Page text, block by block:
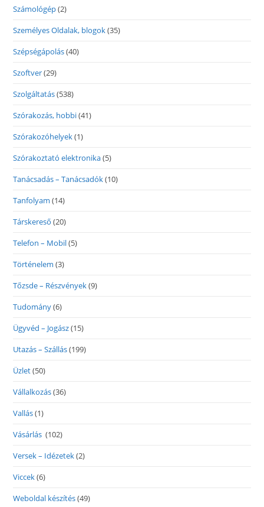
Számológép(2)
Személyes Oldalak, blogok(35)
Szépségápolás(40)
Szoftver(29)
Szolgáltatás(538)
Szórakozás, hobbi(41)
Szórakozóhelyek(1)
Szórakoztató elektronika(5)
Tanácsadás – Tanácsadók(10)
Tanfolyam (14)
Társkereső (20)
Telefon – Mobil(5)
Történelem (3)
Tőzsde – Részvények(9)
Tudomány(6)
Ügyvéd – Jogász(15)
Utazás – Szállás(199)
Üzlet(50)
Vállalkozás(36)
Vallás(1)
Vásárlás (102)
Versek – Idézetek(2)
Viccek(6)
Weboldal készítés(49)